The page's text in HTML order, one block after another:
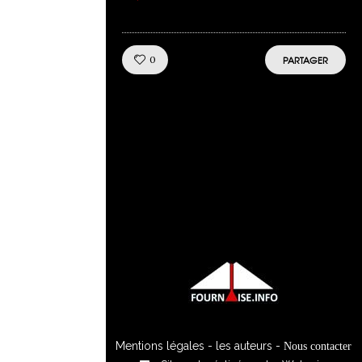
0 Like! PARTAGER
Mentions légales - les auteurs -Nous contacter